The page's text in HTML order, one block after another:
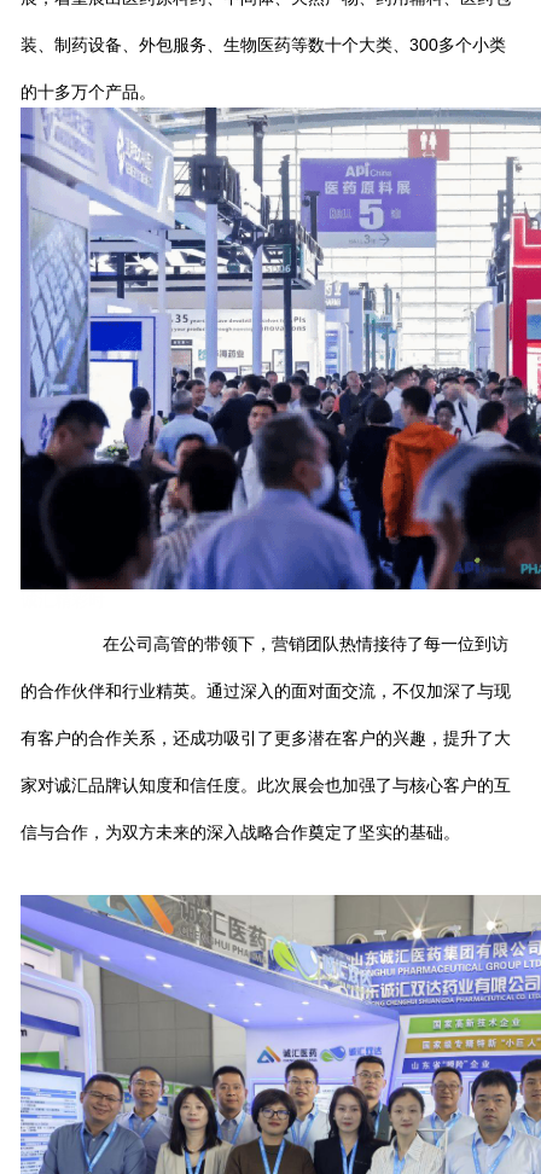
装、制药设备、外包服务、生物医药等数十个大类、300多个小类
的十多万个产品。
在公司高管的带领下，营销团队热情接待了每一位到访
的合作伙伴和行业精英。通过深入的面对面交流，不仅加深了与现
有客户的合作关系，还成功吸引了更多潜在客户的兴趣，提升了大
家对诚汇品牌认知度和信任度。此次展会也加强了与核心客户的互
信与合作，为双方未来的深入战略合作奠定了坚实的基础。